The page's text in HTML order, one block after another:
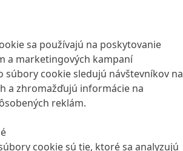
sa používajú na poskytovanie
a marketingových kampaní
súbory cookie sledujú návštevníkov na
a zhromažďujú informácie na
reklám.
cookie sú tie, ktoré sa analyzujú